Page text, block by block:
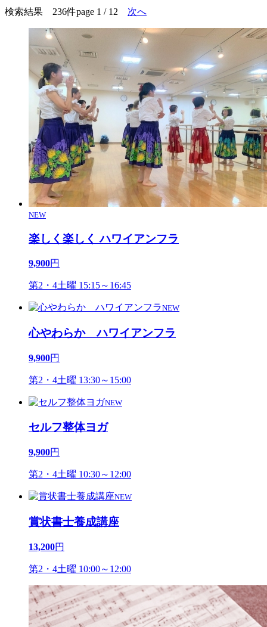
検索結果 236件page 1 / 12 次へ
NEW
楽しく楽しく ハワイアンフラ
9,900円
第2・4土曜 15:15～16:45
NEW
心やわらか ハワイアンフラ
9,900円
第2・4土曜 13:30～15:00
NEW
セルフ整体ヨガ
9,900円
第2・4土曜 10:30～12:00
NEW
賞状書士養成講座
13,200円
第2・4土曜 10:00～12:00